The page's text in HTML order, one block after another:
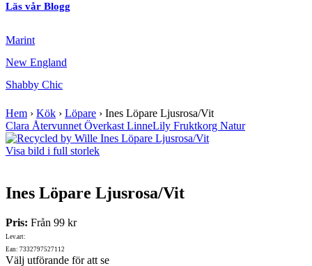
Läs vår Blogg
Marint
New England
Shabby Chic
Hem › Kök › Löpare › Ines Löpare Ljusrosa/Vit
Clara Återvunnet Överkast LinneLily Fruktkorg Natur
Visa bild i full storlek
Ines Löpare Ljusrosa/Vit
Pris: Från 99 kr
Lev.art:
Ean: 7332797527112
Välj utförande för att se